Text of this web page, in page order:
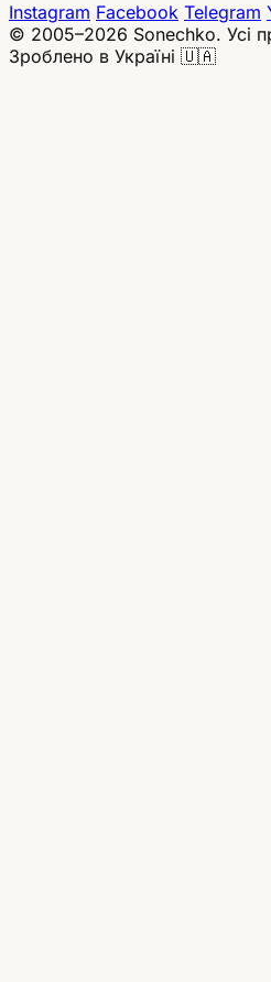
Instagram Facebook Telegram
© 2005–2026 Sonechko. Усі
Зроблено в Україні 🇺🇦